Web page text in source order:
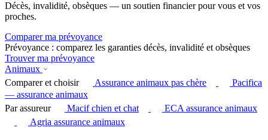
Décès, invalidité, obsèques — un soutien financier pour vous et vos
proches.
Comparer ma prévoyance
Prévoyance : comparez les garanties décès, invalidité et obsèques
Trouver ma prévoyance
Animaux
Comparer et choisir
Assurance animaux pas chère
Pacifica
— assurance animaux
Par assureur
Macif chien et chat
ECA assurance animaux
Agria assurance animaux